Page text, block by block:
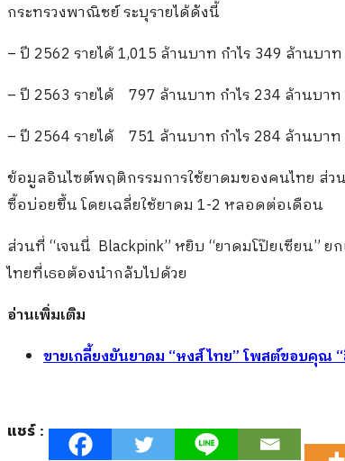
กระทรวงพาณิชย์ ระบุรายได้ดังนี้
– ปี 2562 รายได้ 1,015 ล้านบาท กำไร 349 ล้านบาท
– ปี 2563 รายได้ 797 ล้านบาท กำไร 234 ล้านบาท
– ปี 2564 รายได้ 751 ล้านบาท กำไร 284 ล้านบาท
ข้อมูลอินไซต์พฤติกรรมการใช้ยาดมของคนไทย ส่ว
ซื้อบ่อยขึ้น โดยเฉลี่ยใช้ยาดม 1-2 หลอดต่อเดือน
ส่วนที่ “เจนนี่ Blackpink” หยิบ “ยาดมโป๊ยเซียน
ไทยที่เธอต้องนำกลับไปด้วย
อ่านเพิ่มเติม
ขายเกลี้ยงยันยาดม “หงส์ไทย” โพสต์ขอบคุณ
แชร์ :